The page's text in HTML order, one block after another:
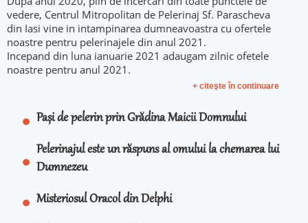
vedere, Centrul Mitropolitan de Pelerinaj Sf. Parascheva
din Iasi vine in intampinarea dumneavoastra cu ofertele
noastre pentru pelerinajele din anul 2021.
Incepand din luna ianuarie 2021 adaugam zilnic ofetele
noastre pentru anul 2021.
+ citeşte în continuare
Pași de pelerin prin Grădina Maicii Domnului
Pelerinajul este un răspuns al omului la chemarea lui
Dumnezeu
Misteriosul Oracol din Delphi